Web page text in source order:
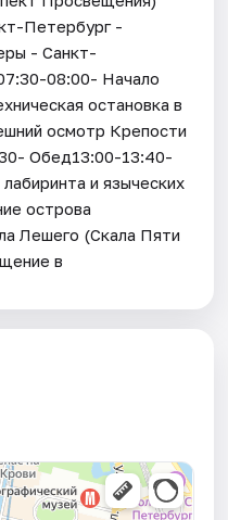
Петербург -
- Санкт-
08:00- Начало
остановка в
осмотр Крепости
Обед13:00-13:40-
и языческих
острова
Лешего (Скала Пяти
в